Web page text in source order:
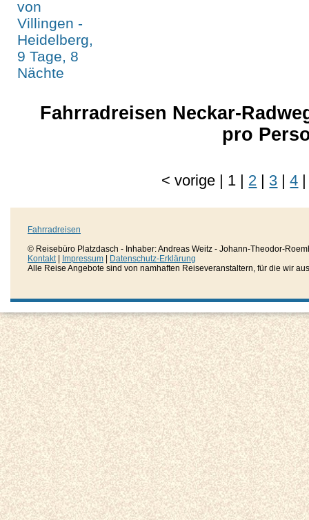
Fahrradreisen Neckar-
pro
<vorige | 1 | 2 | 3 | 4 |
Fahrradreisen
© Reisebüro Platzdasch - Inhaber: Andreas Weitz - Johann-Theodor-
Kontakt| Impressum
Datenschutz-Erklärung
Alle Reise Angebote sind von namhaften Reiseveranstaltern, für die wir